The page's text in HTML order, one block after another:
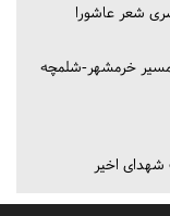
شعر عاشورا
مسیر خرمشهر-شلمچه
شهدای اخیر